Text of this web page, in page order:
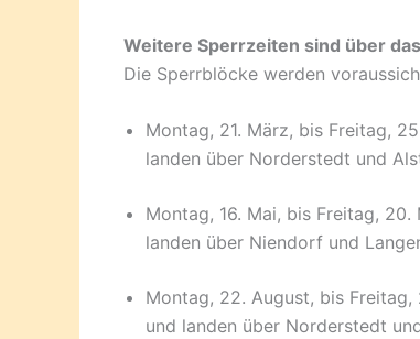
Weitere Sperrzeiten sind über
Die Sperrblöcke werden
Montag, 21. März, bis Freitag,
landen über Norderstedt und
Montag, 16. Mai, bis Freitag,
landen über Niendorf und
Montag, 22. August, bis
und landen über Norderstedt